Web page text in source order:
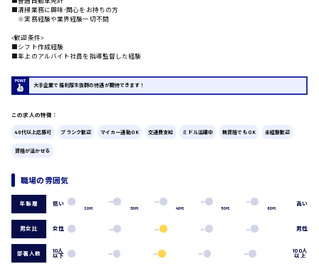
検品・包装・箱詰め
ピッキング・仕分け
軽作業
フォークリフト
医師
看護助手
データ入力
一般事務
経理事務
営業事務
受付事務
広島市東区
広島市佐伯区
時給1300円～
時給1400円～
■清掃業務に興味･関心をお持ちの方
※実務経験や業界経験一切不問
<歓迎条件>
■シフト作成経験
■年上のアルバイト社員を指導監督した経験
大手企業で福利厚生抜群の待遇が期待できます！
この求人の特徴：
40代以上応募可 ブランク歓迎 マイカー通勤OK 交通費支給 ミドル活躍中 無資格でもOK 未経験歓迎
資格が活かせる
職場の雰囲気
年齢層 低い
20代 30代 40代 50代 60代
高い
男女比 女性 男性
部署人数 10人
以下
100人
以上